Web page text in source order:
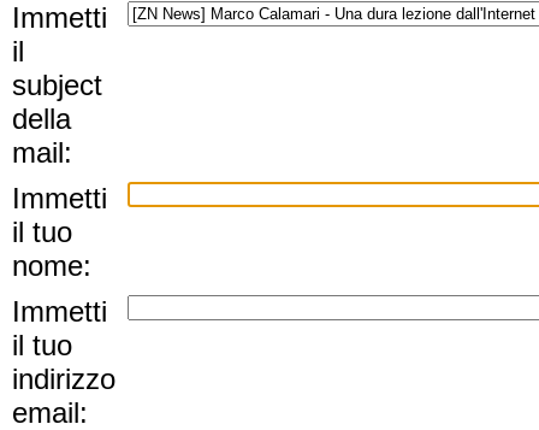
Immetti
il
subject
della
mail:
Immetti
il tuo
nome:
Immetti
il tuo
indirizzo
email: